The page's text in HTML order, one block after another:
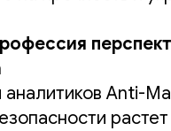
Anti-